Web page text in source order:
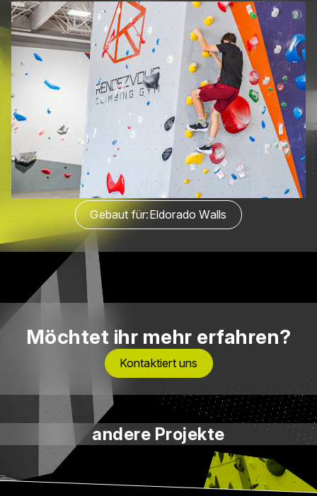
Gebaut für:Eldorado Walls
Möchtet ihr mehr erfahren?
Kontaktiert uns
andere Projekte